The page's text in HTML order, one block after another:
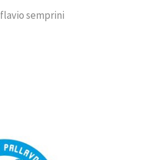
flavio semprini